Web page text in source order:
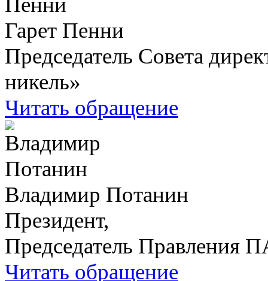
Гарет Пенни
Председатель Совета
никель»
Читать обращение
Владимир Потанин
Президент,
Председатель Правления
Читать обращение